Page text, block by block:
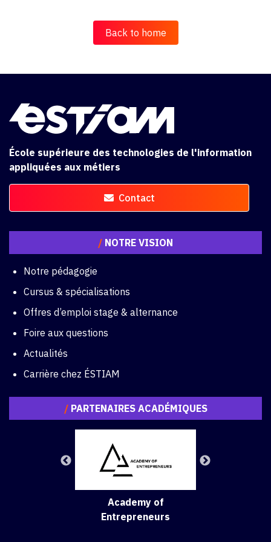
Back to home
École supérieure des technologies de l'information
appliquées aux métiers
Contact
/ NOTRE VISION
Notre pédagogie
Cursus & spécialisations
Offres d’emploi stage & alternance
Foire aux questions
Actualités
Carrière chez ÉSTIAM
/PARTENAIRES ACADÉMIQUES
Academy of
Entrepreneurs